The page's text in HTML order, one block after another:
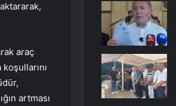
araç
artması